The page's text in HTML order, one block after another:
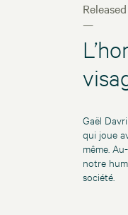
—
Gaël
qui joue
même.
notre
société.